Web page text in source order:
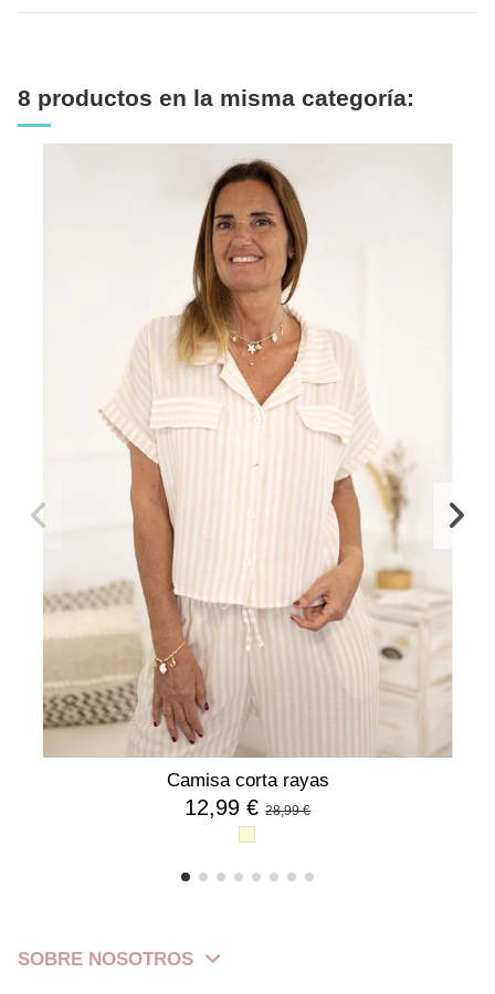
8 productos en la misma categoría:
Camisa corta rayas
12,99 €28,99 €
SOBRE NOSOTROS